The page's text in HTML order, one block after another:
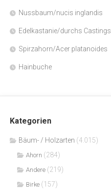
Nussbaum/nucis inglandis
Edelkastanie/durchs Castings
Spirzahorn/Acer platanoides
Hainbuche
Kategorien
Bäum- / Holzarten (4.015)
Ahorn (284)
Andere (219)
Birke (157)